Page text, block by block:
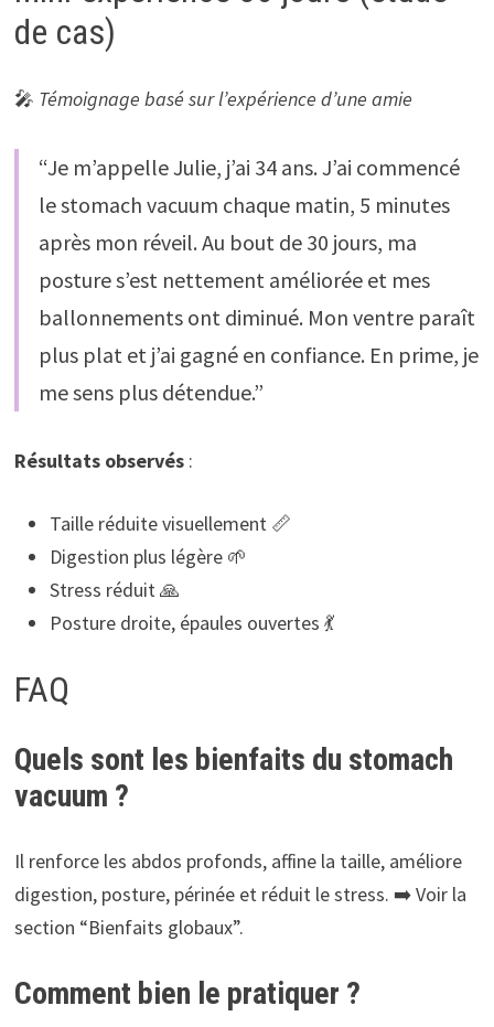
de cas)
🎤 Témoignage basé sur l’expérience d’une amie
“Je m’appelle Julie, j’ai 34 ans. J’ai commencé
le stomach vacuum chaque matin, 5 minutes
après mon réveil. Au bout de 30 jours, ma
posture s’est nettement améliorée et mes
ballonnements ont diminué. Mon ventre paraît
plus plat et j’ai gagné en confiance. En prime, je
me sens plus détendue.”
Résultats observés:
Taille réduite visuellement 📏
Digestion plus légère 🌱
Stress réduit 🙏
Posture droite, épaules ouvertes 💃
FAQ
Quels sont les bienfaits du stomach
vacuum ?
Il renforce les abdos profonds, affine la taille, améliore
digestion, posture, périnée et réduit le stress. ➡️ Voir la
section “Bienfaits globaux”.
Comment bien le pratiquer ?